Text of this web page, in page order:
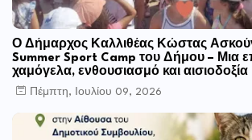
Ο Δήμαρχος Καλλιθέας Κώστας
Summer Sport Camp του Δήμου – Μια
χαμόγελα, ενθουσιασμό και αισιοδοξία
Πέμπτη, Ιουλίου 09, 2026